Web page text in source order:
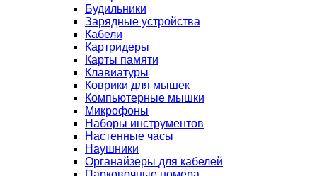
Будильники
Зарядные устройства
Кабели
Картридеры
Карты памяти
Клавиатуры
Коврики для мышек
Компьютерные мышки
Микрофоны
Наборы инструментов
Настенные часы
Наушники
Органайзеры для кабелей